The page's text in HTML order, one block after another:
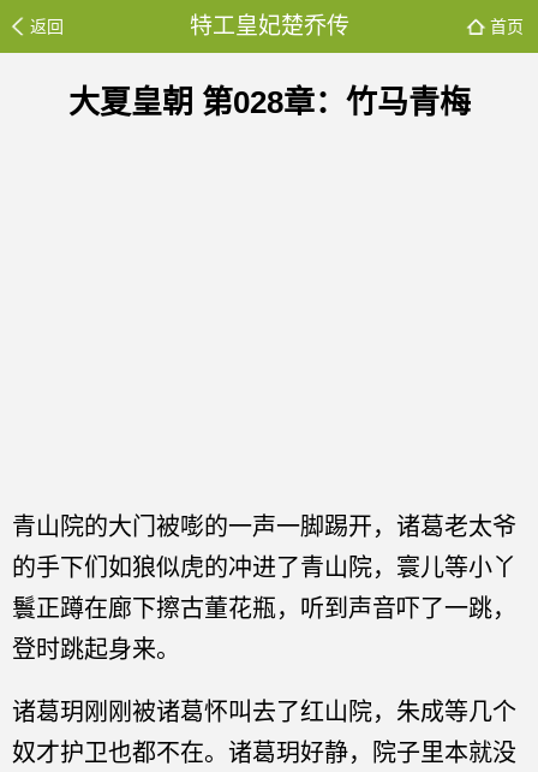
返回 特工皇妃楚乔传 首页
大夏皇朝 第028章：竹马青梅
青山院的大门被嘭的一声一脚踢开，诸葛老太爷
的手下们如狼似虎的冲进了青山院，寰儿等小丫
鬟正蹲在廊下擦古董花瓶，听到声音吓了一跳，
登时跳起身来。
诸葛玥刚刚被诸葛怀叫去了红山院，朱成等几个
奴才护卫也都不在。诸葛玥好静，院子里本就没